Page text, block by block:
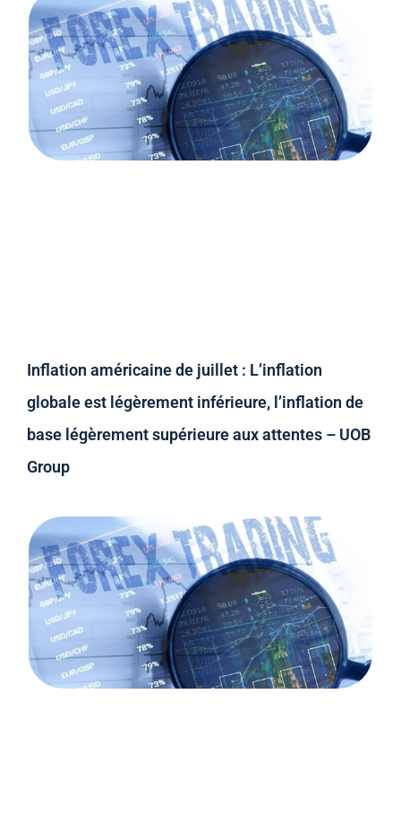
Inflation américaine de juillet : L’inflation
globale est légèrement inférieure, l’inflation de
base légèrement supérieure aux attentes – UOB
Group